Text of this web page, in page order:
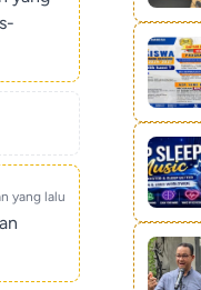
yang lalu